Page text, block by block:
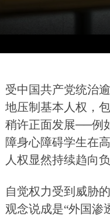
受中国共产党统治
地压制基本人权，
稍许正面发展──例
障身心障碍学生在
人权显然持续趋向负
自觉权力受到威胁
观念说成是“外国渗